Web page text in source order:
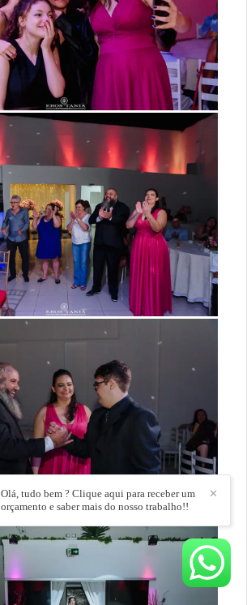
✕
Olá, tudo bem ? Clique aqui para receber um
orçamento e saber mais do nosso trabalho!!